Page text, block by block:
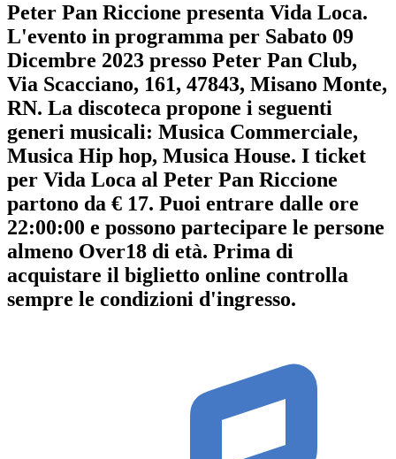
Peter Pan Riccione presenta Vida Loca.
L'evento in programma per Sabato 09
Dicembre 2023 presso Peter Pan Club,
Via Scacciano, 161, 47843, Misano Monte,
RN. La discoteca propone i seguenti
generi musicali: Musica Commerciale,
Musica Hip hop, Musica House. I ticket
per Vida Loca al Peter Pan Riccione
partono da € 17. Puoi entrare dalle ore
22:00:00 e possono partecipare le persone
almeno Over18 di età. Prima di
acquistare il biglietto online controlla
sempre le condizioni d'ingresso.